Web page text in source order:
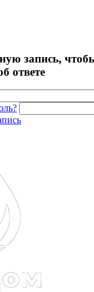
запись,
ответе